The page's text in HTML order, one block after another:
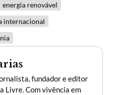
energia renovável
internacional
fundador e editor
Livre. Com vivência em